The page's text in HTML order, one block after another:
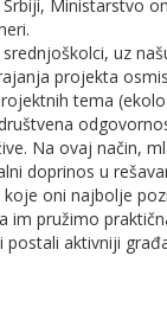
Ministarstvo
uz
projekta
tema
Na ovaj način,
doprinos u
koje oni najbolje
im pružimo
postali aktivniji